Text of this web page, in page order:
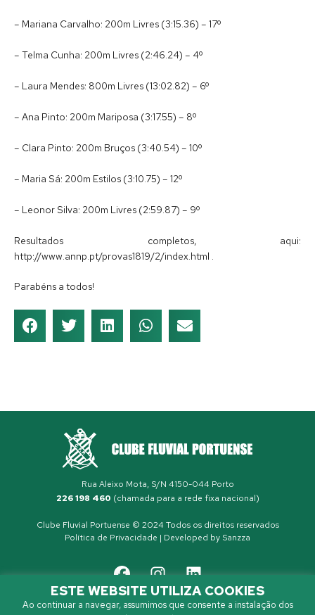
– Mariana Carvalho: 200m Livres (3:15.36) – 17º
– Telma Cunha: 200m Livres (2:46.24) – 4º
– Laura Mendes: 800m Livres (13:02.82) – 6º
– Ana Pinto: 200m Mariposa (3:17.55) – 8º
– Clara Pinto: 200m Bruços (3:40.54) – 10º
– Maria Sá: 200m Estilos (3:10.75) – 12º
– Leonor Silva: 200m Livres (2:59.87) – 9º
Resultados completos, aqui:
http://www.annp.pt/provas1819/2/index.html .
Parabéns a todos!
Rua Aleixo Mota, S/N 4150-044 Porto
226 198 460 (chamada para a rede fixa nacional)
Clube Fluvial Portuense © 2024 Todos os direitos reservados
Política de Privacidade | Developed by Sanzza
ESTE WEBSITE UTILIZA COOKIES
Ao continuar a navegar, assumimos que consente a instalação dos